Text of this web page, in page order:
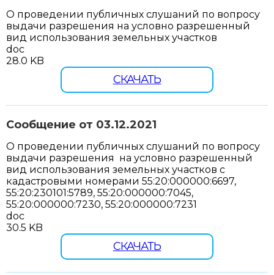
О проведении публичных слушаний по вопросу
выдачи разрешения на условно разрешенный
вид использования земельных участков
doc
28.0 KB
СКАЧАТЬ
Сообщение от 03.12.2021
О проведении публичных слушаний по вопросу
выдачи разрешения на условно разрешенный
вид использования земельных участков с
кадастровыми номерами 55:20:000000:6697,
55:20:230101:5789, 55:20:000000:7045,
55:20:000000:7230, 55:20:000000:7231
doc
30.5 KB
СКАЧАТЬ